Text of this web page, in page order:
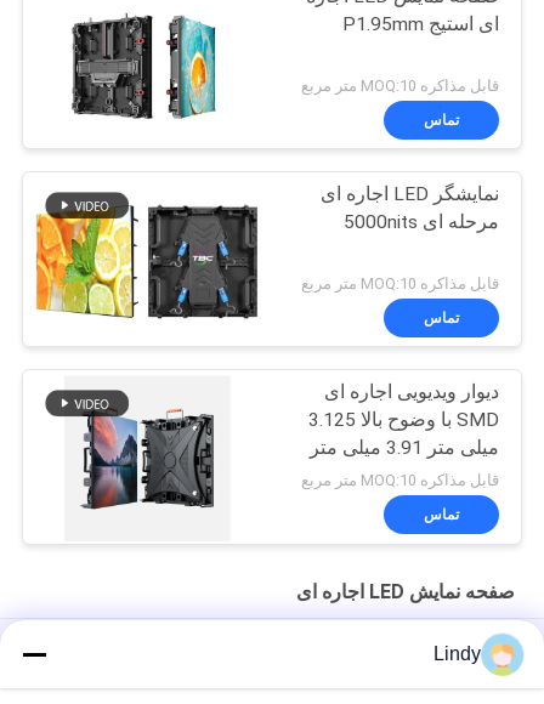
ای استیج P1.95mm
قابل مذاکره MOQ:10 متر مربع
تماس
نمایشگر LED اجاره ای
مرحله ای 5000nits
قابل مذاکره MOQ:10 متر مربع
تماس
دیوار ویدیویی اجاره ای
SMD با وضوح بالا 3.125
میلی متر 3.91 میلی متر
پیچ پیکسل
قابل مذاکره MOQ:10 متر مربع
تماس
صفحه نمایش LED اجاره ای
هرتز باکس برق قابل جابجایی
Lindy